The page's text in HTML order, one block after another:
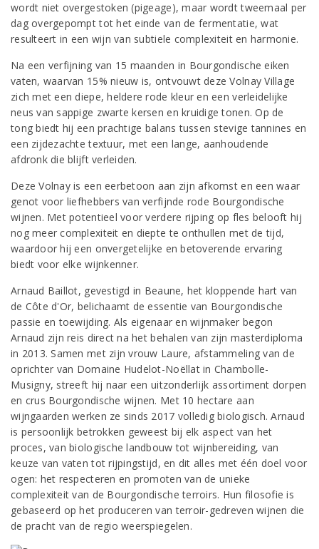
wordt niet overgestoken (pigeage), maar wordt tweemaal per
dag overgepompt tot het einde van de fermentatie, wat
resulteert in een wijn van subtiele complexiteit en harmonie.
Na een verfijning van 15 maanden in Bourgondische eiken
vaten, waarvan 15% nieuw is, ontvouwt deze Volnay Village
zich met een diepe, heldere rode kleur en een verleidelijke
neus van sappige zwarte kersen en kruidige tonen. Op de
tong biedt hij een prachtige balans tussen stevige tannines en
een zijdezachte textuur, met een lange, aanhoudende
afdronk die blijft verleiden.
Deze Volnay is een eerbetoon aan zijn afkomst en een waar
genot voor liefhebbers van verfijnde rode Bourgondische
wijnen. Met potentieel voor verdere rijping op fles belooft hij
nog meer complexiteit en diepte te onthullen met de tijd,
waardoor hij een onvergetelijke en betoverende ervaring
biedt voor elke wijnkenner.
Arnaud Baillot, gevestigd in Beaune, het kloppende hart van
de Côte d'Or, belichaamt de essentie van Bourgondische
passie en toewijding. Als eigenaar en wijnmaker begon
Arnaud zijn reis direct na het behalen van zijn masterdiploma
in 2013. Samen met zijn vrouw Laure, afstammeling van de
oprichter van Domaine Hudelot-Noëllat in Chambolle-
Musigny, streeft hij naar een uitzonderlijk assortiment dorpen
en crus Bourgondische wijnen. Met 10 hectare aan
wijngaarden werken ze sinds 2017 volledig biologisch. Arnaud
is persoonlijk betrokken geweest bij elk aspect van het
proces, van biologische landbouw tot wijnbereiding, van
keuze van vaten tot rijpingstijd, en dit alles met één doel voor
ogen: het respecteren en promoten van de unieke
complexiteit van de Bourgondische terroirs. Hun filosofie is
gebaseerd op het produceren van terroir-gedreven wijnen die
de pracht van de regio weerspiegelen.